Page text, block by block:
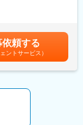
優良メーカーで
いから、お客様に
業運営を行ってお
員4名、契約社員5
ーマリーダーとし
必要に応じた出張
土です。
定により決定いた
安の金額であり、
(月額)は固定手当を
依頼する
ントサービス）